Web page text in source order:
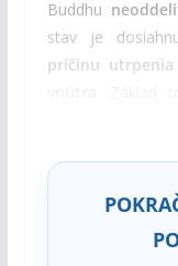
Buddhu
stav je
príčinu utrpenia